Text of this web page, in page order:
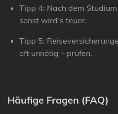
Tipp 4: Nach dem
sonst wird’s teuer.
Tipp 5:
oft unnötig – prüfen.
Häufige Fragen (FAQ)